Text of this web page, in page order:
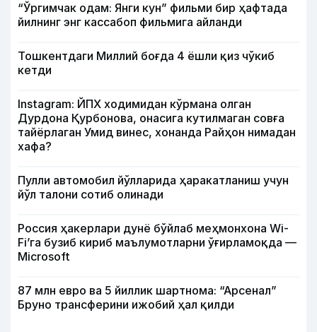
“Ўргимчак одам: Янги кун” фильми бир ҳафтада
йилнинг энг кассабоп фильмига айланди
Тошкентдаги Миллий боғда 4 ёшли қиз чўкиб
кетди
Instagram: ЙПХ ходимидан кўрмана олган
Дурдона Қурбонова, онасига кутилмаган совға
тайёрлаган Умид винес, хонанда Райҳон нимадан
хафа?
Пулли автомобил йўлларида ҳаракатланиш учун
йўл талони сотиб олинади
Россия ҳакерлари дунё бўйлаб меҳмонхона Wi-
Fi’га бузиб кириб маълумотларни ўғирламоқда —
Microsoft
87 млн евро ва 5 йиллик шартнома: “Арсенал”
Бруно трансферини ижобий ҳал қилди